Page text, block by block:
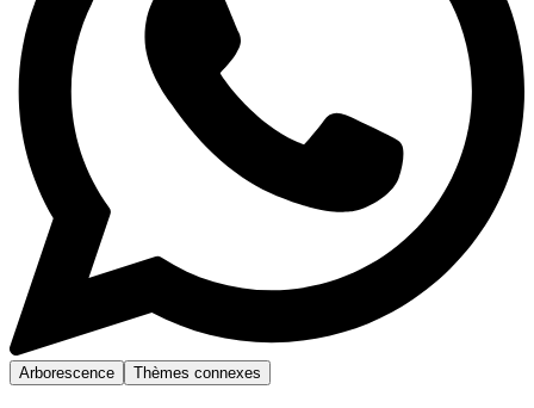
Arborescence Thèmes connexes